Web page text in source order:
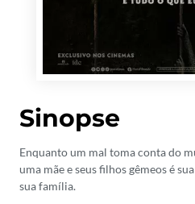
Sinopse
Enquanto um mal toma conta do
uma mãe e seus filhos gêmeos é
sua família.